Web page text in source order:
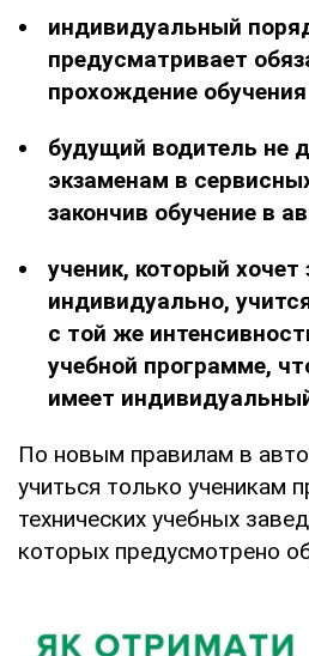
индивидуальный
предусматривает
прохождение
будущий водитель не
экзаменам в
закончив обучение в
ученик, который хочет
индивидуально,
с той же
учебной программе,
имеет
По новым правилам в
учиться только ученикам
технических учебных
которых предусмотрено